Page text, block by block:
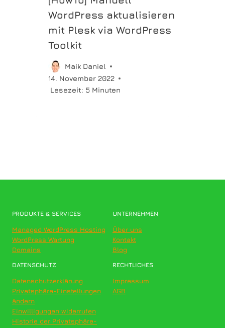
WordPress aktualisieren
mit Plesk via WordPress
Toolkit
Maik Daniel
14. November 2022
Lesezeit: 5 Minuten
PRODUKTE & SERVICES
Managed WordPress Hosting
WordPress Wartung
Domains
UNTERNEHMEN
Über uns
Kontakt
Blog
DATENSCHUTZ
Datenschutzerklärung
Privatsphäre-Einstellungen
ändern
Einwilligungen widerrufen
Historie der Privatsphäre-
RECHTLICHES
Impressum
AGB